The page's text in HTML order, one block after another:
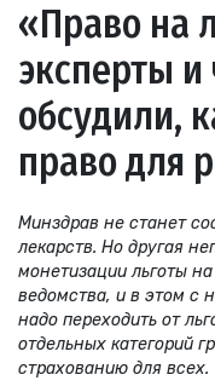
«Право на
эксперты
обсудили,
право для
Минздрав не станет
лекарств. Но другая
монетизации льготы
ведомства, и в этом с
надо переходить от
отдельных категорий
страхованию для всех.